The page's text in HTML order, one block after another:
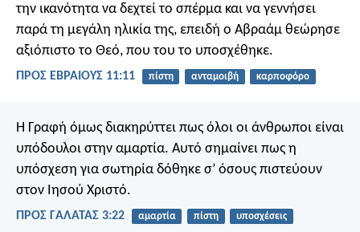
την ικανότητα να δεχτεί το σπέρμα και να γεννήσει
παρά τη μεγάλη ηλικία της, επειδή ο Αβραάμ θεώρησε
αξιόπιστο το Θεό, που του το υποσχέθηκε.
ΠΡΟΣ ΕΒΡΑΙΟΥΣ 11:11 πίστη ανταμοιβή καρποφόρο
Η Γραφή όμως διακηρύττει πως όλοι οι άνθρωποι είναι
υπόδουλοι στην αμαρτία. Αυτό σημαίνει πως η
υπόσχεση για σωτηρία δόθηκε σ’ όσους πιστεύουν
στον Ιησού Χριστό.
ΠΡΟΣ ΓΑΛΑΤΑΣ 3:22 αμαρτία πίστη υποσχέσεις